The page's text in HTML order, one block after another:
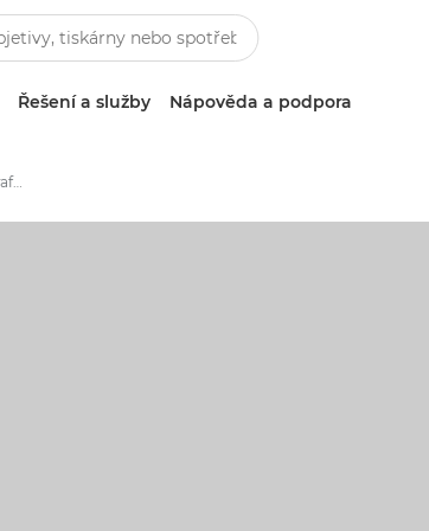
Řešení a služby Nápověda a podpora
Nejlepší objektivy pro fotografování jídla